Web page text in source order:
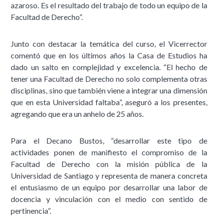
azaroso. Es el resultado del trabajo de todo un equipo de la
Facultad de Derecho”.
Junto con destacar la temática del curso, el Vicerrector
comentó que en los últimos años la Casa de Estudios ha
dado un salto en complejidad y excelencia. “El hecho de
tener una Facultad de Derecho no solo complementa otras
disciplinas, sino que también viene a integrar una dimensión
que en esta Universidad faltaba”, aseguró a los presentes,
agregando que era un anhelo de 25 años.
Para el Decano Bustos, “desarrollar este tipo de
actividades ponen de manifiesto el compromiso de la
Facultad de Derecho con la misión pública de la
Universidad de Santiago y representa de manera concreta
el entusiasmo de un equipo por desarrollar una labor de
docencia y vinculación con el medio con sentido de
pertinencia”.